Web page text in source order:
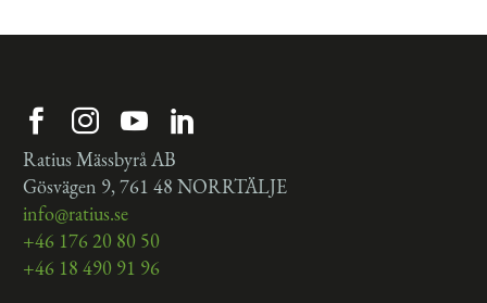
Ratius Mässbyrå AB
Gösvägen 9, 761 48 NORRTÄLJE
info@ratius.se
+46 176 20 80 50
+46 18 490 91 96